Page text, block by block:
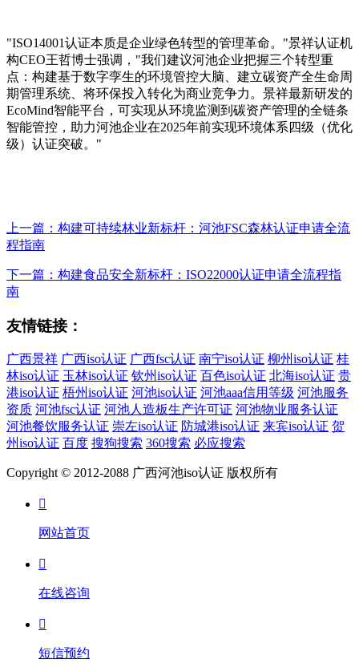
"ISO14001认证本质是企业绿色转型的管理革命。"景祥认证机
构CEO王哲博士强调，"我们建议河池企业把握三个转型重
点：构建基于数字孪生的环境管控大脑、建立碳资产全生命周
期管理系统、将环保投入转化为商业竞争力。景祥最新研发的
EcoMind智能平台，可实现从环境监测到碳资产管理的全链条
智能管控，助力河池企业在2025年前实现环境体系四级（优化
级）认证突破。"
上一篇：构建可持续林业新标杆：河池FSC森林认证申请全流
程指南
下一篇：构建食品安全新标杆：ISO22000认证申请全流程指
南
友情链接：
广西景祥 广西iso认证 广西fsc认证 南宁iso认证 柳州iso认证 桂
林iso认证 玉林iso认证 钦州iso认证 百色iso认证 北海iso认证 贵
港iso认证 梧州iso认证 河池iso认证 河池aaa信用等级 河池服务
资质 河池fsc认证 河池人造板生产许可证 河池物业服务认证
河池餐饮服务认证 崇左iso认证 防城港iso认证 来宾iso认证 贺
州iso认证 百度 搜狗搜索 360搜索 必应搜索
Copyright © 2012-2088 广西河池iso认证 版权所有

网站首页

在线咨询

短信预约